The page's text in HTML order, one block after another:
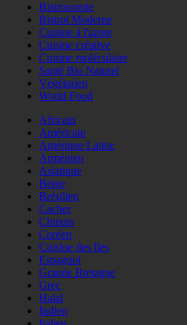
Bistronomie
Bistrot Moderne
Cuisine à l'azote
Cuisine créative
Cuisine moléculaire
Santé Bio Naturel
Végétarien
World Food
Africain
Américain
Amérique Latine
Arménien
Asiatique
Belge
Brésilien
Cacher
Chinois
Coréen
Cuisine des Iles
Espagnol
Grande Bretagne
Grec
Halal
Indien